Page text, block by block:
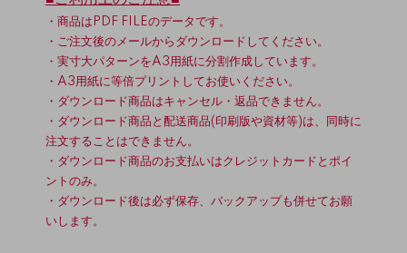
・商品はPDF FILEのデータです。
・ご注文後のメールからダウンロードしてください。
・実寸大パターンをA3用紙に分割作成しています。
・A3用紙に等倍プリントしてお使いください。
・ダウンロード商品はキャンセル・返品できません。
・ダウンロード商品と配送商品(印刷版や資材等)は、同時に
注文することはできません。
・ダウンロード商品のお支払いはクレジットカードとポイ
ントのみ。
・ダウンロード後は必ず保存、バックアップも併せてお願
いします。